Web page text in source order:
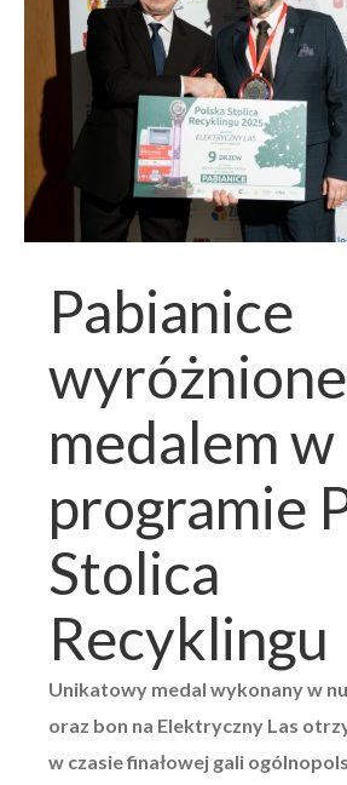
Pabianice
wyróżnione
medalem w
programie
Stolica
Recyklingu
Unikatowy medal wykonany w
oraz bon na Elektryczny Las
w czasie finałowej gali